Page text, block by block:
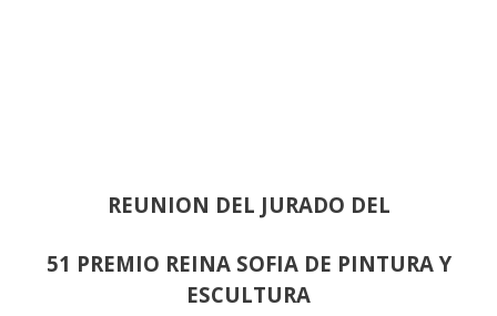
REUNION DEL JURADO DEL
51 PREMIO REINA SOFIA DE PINTURA Y
ESCULTURA